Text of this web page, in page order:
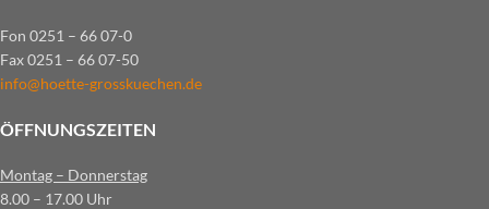
Fon 0251 – 66 07-0
Fax 0251 – 66 07-50
info@hoette-grosskuechen.de
ÖFFNUNGSZEITEN
Montag – Donnerstag
8.00 – 17.00 Uhr